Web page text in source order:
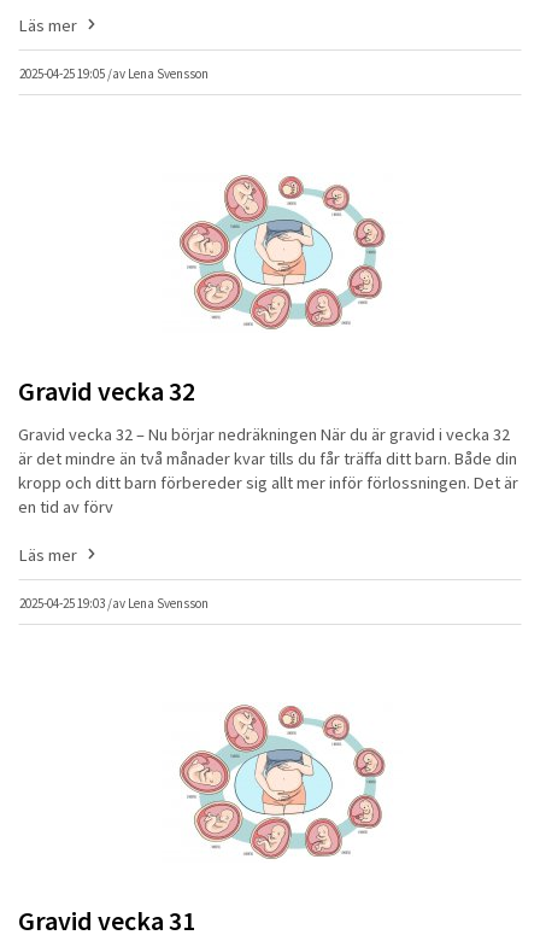
2025-04-25 19:05 /av Lena Svensson
Läs mer
Gravid vecka 32
Gravid vecka 32 – Nu börjar nedräkningen När du är gravid i vecka 32
är det mindre än två månader kvar tills du får träffa ditt barn. Både din
kropp och ditt barn förbereder sig allt mer inför förlossningen. Det är
en tid av förv
2025-04-25 19:03 /av Lena Svensson
Läs mer
Gravid vecka 31